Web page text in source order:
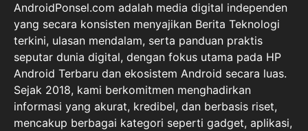
AndroidPonsel.com adalah media digital independen
yang secara konsisten menyajikan Berita Teknologi
terkini, ulasan mendalam, serta panduan praktis
seputar dunia digital, dengan fokus utama pada HP
Android Terbaru dan ekosistem Android secara luas.
Sejak 2018, kami berkomitmen menghadirkan
informasi yang akurat, kredibel, dan berbasis riset,
mencakup berbagai kategori seperti gadget, aplikasi,